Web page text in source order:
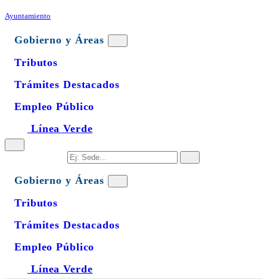
Ayuntamiento
Gobierno y Áreas
Tributos
Trámites Destacados
Empleo Público
Línea Verde
Gobierno y Áreas
Tributos
Trámites Destacados
Empleo Público
Línea Verde